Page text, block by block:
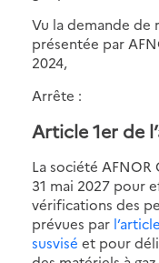
Vu la demande de
présentée par
2024,
Arrête :
Article 1er de
La société
31 mai 2027 pour
vérifications des
prévues par
susvisé et pour